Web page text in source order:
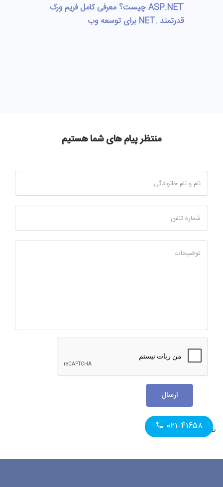
ASP.NET چیست؟ معرفی کامل فریم‌ ورک
قدرتمند .NET برای توسعه وب
منتظر پیام های شما هستیم
نام و نام خانوادگی
شماره تلفن
توضیحات
ارسال
نظری یافت نشد
۰۲۱-۴۱۶۵۸